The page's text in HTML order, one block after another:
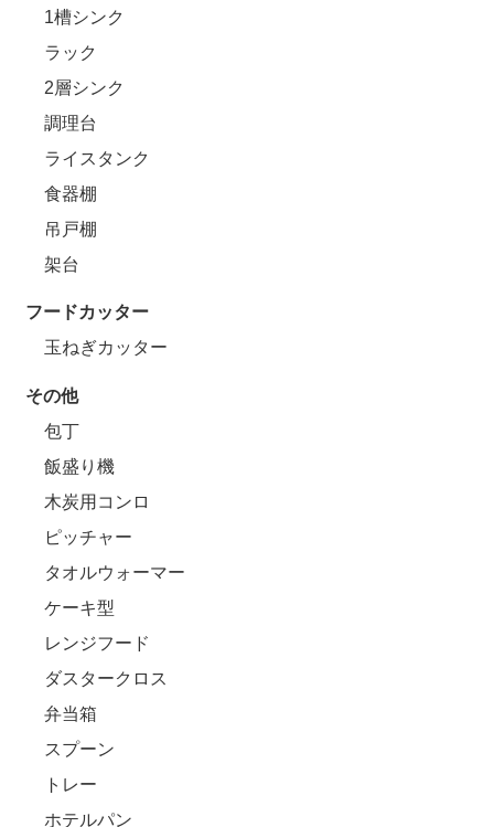
1槽シンク
ラック
2層シンク
調理台
ライスタンク
食器棚
吊戸棚
架台
フードカッター
玉ねぎカッター
その他
包丁
飯盛り機
木炭用コンロ
ピッチャー
タオルウォーマー
ケーキ型
レンジフード
ダスタークロス
弁当箱
スプーン
トレー
ホテルパン